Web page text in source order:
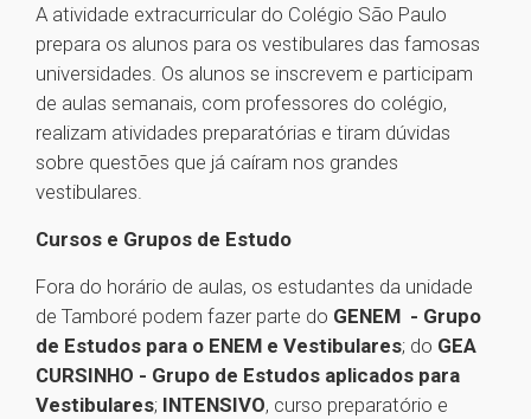
A atividade extracurricular do Colégio São Paulo
prepara os alunos para os vestibulares das famosas
universidades. Os alunos se inscrevem e participam
de aulas semanais, com professores do colégio,
realizam atividades preparatórias e tiram dúvidas
sobre questões que já caíram nos grandes
vestibulares.
Cursos e Grupos de Estudo
Fora do horário de aulas, os estudantes da unidade
de Tamboré podem fazer parte do GENEM - Grupo
de Estudos para o ENEM e Vestibulares; do GEA
CURSINHO - Grupo de Estudos aplicados para
Vestibulares; INTENSIVO, curso preparatório e